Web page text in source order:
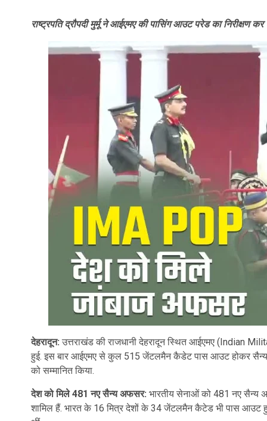
राष्ट्रपति द्रौपदी मुर्मू ने आईएमए की पासिंग आउट परेड का निरीक्षण
देहरादून: उत्तराखंड की राजधानी देहरादून स्थित आईएमए (Indian
हुई. इस बार आईएमए से कुल 515 जेंटलमैन कैडेट पास आउट होकर सैन्य
को सम्मानित किया.
देश को मिले 481 नए सैन्य अफसर: भारतीय सेनाओं को 481 नए सैन्य
शामिल हैं. भारत के 16 मित्र देशों के 34 जेंटलमैन कैटेड भी पास आउट